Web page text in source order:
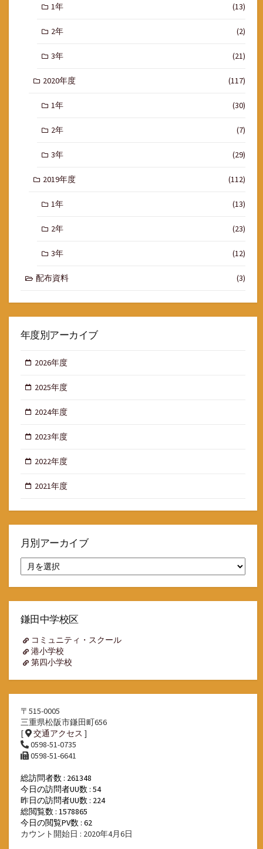
1年 (13)
2年 (2)
3年 (21)
2020年度 (117)
1年 (30)
2年 (7)
3年 (29)
2019年度 (112)
1年 (13)
2年 (23)
3年 (12)
配布資料 (3)
年度別アーカイブ
2026年度
2025年度
2024年度
2023年度
2022年度
2021年度
月別アーカイブ
別
ア
イ
鎌田中学校区
コミュニティ・スクール
港小学校
第四小学校
〒515-0005
三重県松阪市鎌田町656
[
交通アクセス ]
0598-51-0735
0598-51-6641
総訪問者数 : 261348
今日の訪問者UU数 : 54
昨日の訪問者UU数 : 224
総閲覧数 : 1578865
今日の閲覧PV数 : 62
カウント開始日 : 2020年4月6日